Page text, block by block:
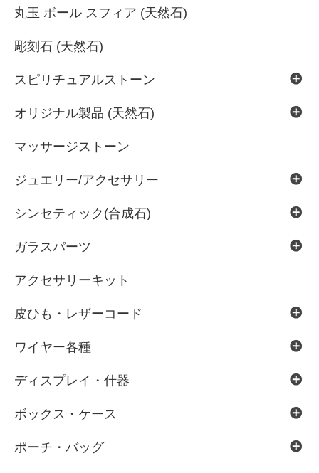
丸玉 ボール スフィア (天然石)
彫刻石 (天然石)
スピリチュアルストーン
オリジナル製品 (天然石)
マッサージストーン
ジュエリー/アクセサリー
シンセティック(合成石)
ガラスパーツ
アクセサリーキット
皮ひも・レザーコード
ワイヤー各種
ディスプレイ・什器
ボックス・ケース
ポーチ・バッグ